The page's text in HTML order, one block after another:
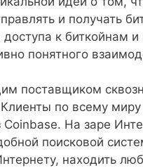
и получать
к биткойнам
понятного
поставщиком
по всему
На заре
поисковой
находить